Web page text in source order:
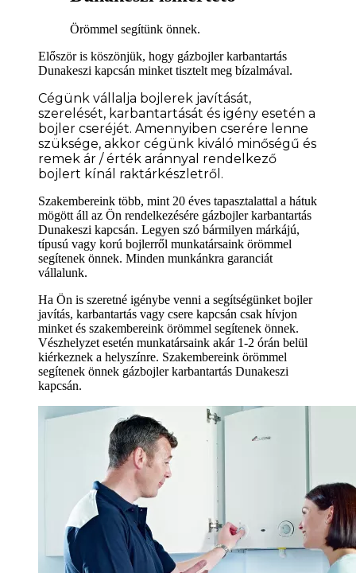
Örömmel segítünk önnek.
Először is köszönjük, hogy gázbojler karbantartás
Dunakeszi kapcsán minket tisztelt meg bízalmával.
Cégünk vállalja bojlerek javítását,
szerelését, karbantartását és igény esetén a
bojler cseréjét. Amennyiben cserére lenne
szüksége, akkor cégünk kiváló minőségű és
remek ár / érték aránnyal rendelkező
bojlert kínál raktárkészletről.
Szakembereink több, mint 20 éves tapasztalattal a hátuk
mögött áll az Ön rendelkezésére gázbojler karbantartás
Dunakeszi kapcsán. Legyen szó bármilyen márkájú,
típusú vagy korú bojlerről munkatársaink örömmel
segítenek önnek. Minden munkánkra garanciát
vállalunk.
Ha Ön is szeretné igénybe venni a segítségünket bojler
javítás, karbantartás vagy csere kapcsán csak hívjon
minket és szakembereink örömmel segítenek önnek.
Vészhelyzet esetén munkatársaink akár 1-2 órán belül
kiérkeznek a helyszínre. Szakembereink örömmel
segítenek önnek gázbojler karbantartás Dunakeszi
kapcsán.